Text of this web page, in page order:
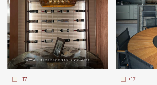
+17 +17